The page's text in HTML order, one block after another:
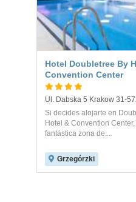
Hotel Doubletree By
Convention Center
Ul. Dabska 5 Krakow 31-
Si decides alojarte en
Hotel & Convention
fantástica zona de...
Grzegórzki